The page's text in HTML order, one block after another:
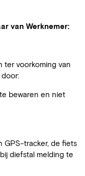
van Werknemer:
ter voorkoming van
bewaren en niet
GPS-tracker, de fiets
diefstal melding te